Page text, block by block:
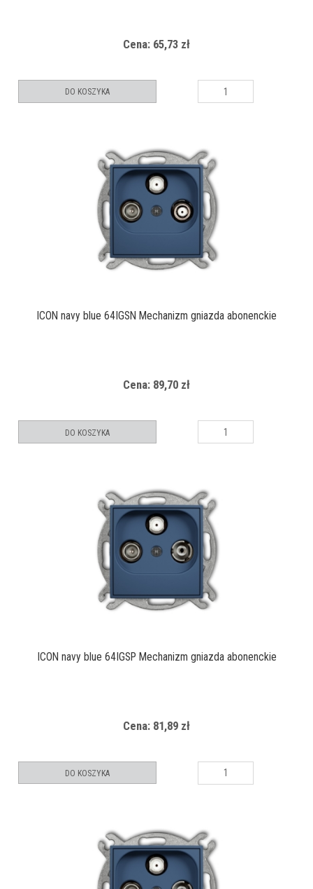
Cena: 65,73 zł
DO KOSZYKA
ICON navy blue 64IGSN Mechanizm gniazda abonenckie
Cena: 89,70 zł
DO KOSZYKA
ICON navy blue 64IGSP Mechanizm gniazda abonenckie
Cena: 81,89 zł
DO KOSZYKA